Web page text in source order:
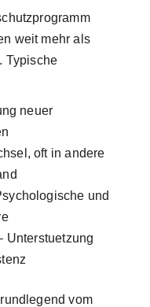
weit mehr als
Typische
neuer
oft in andere
und
Unterstuetzung
vom